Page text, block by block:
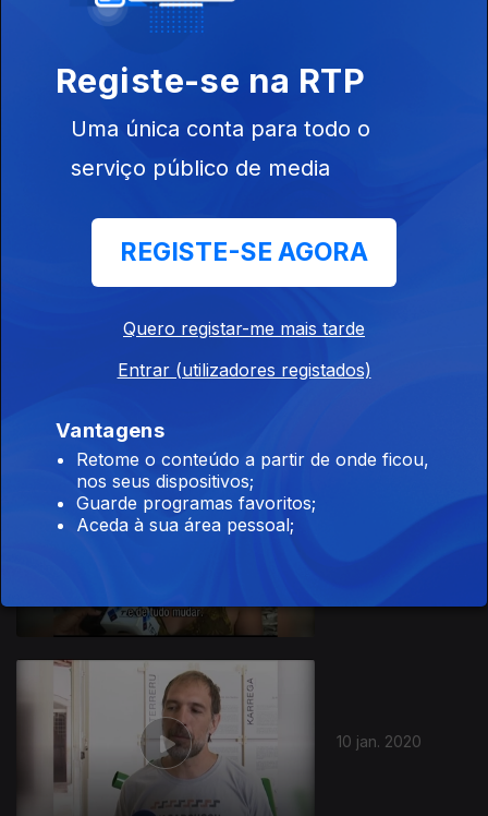
24 jan. 2020
10 jan. 2020
448182
Registe-se na RTP
Uma única conta para todo o
serviço público de media
REGISTE-SE AGORA
Quero registar-me mais tarde
Entrar (utilizadores registados)
Vantagens
Retome o conteúdo a partir de onde ficou,
nos seus dispositivos;
Guarde programas favoritos;
Aceda à sua área pessoal;